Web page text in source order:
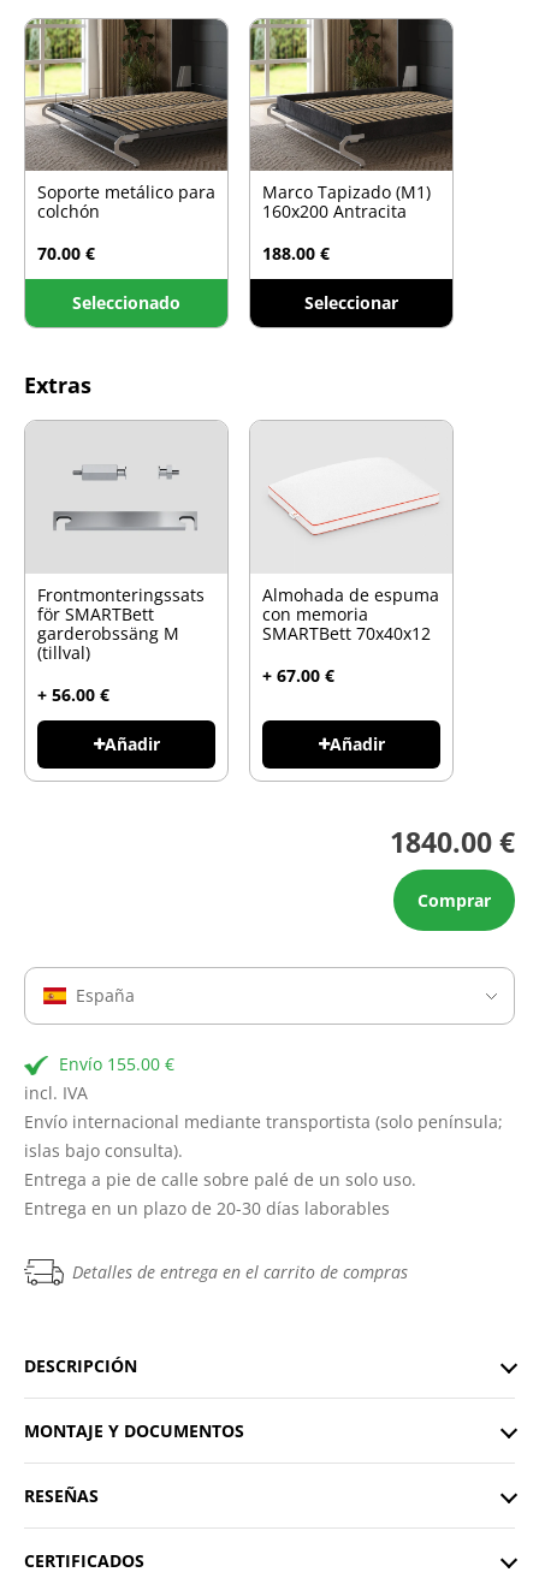
1840.00 €
Comprar
Soporte metálico para
colchón
70.00 €
Seleccionado
Marco Tapizado (M1)
160x200 Antracita
188.00 €
Seleccionar
Extras
Frontmonteringssats
för SMARTBett
garderobssäng M
(tillval)
+ 56.00 €
Añadir
Almohada de espuma
con memoria
SMARTBett 70x40x12
+ 67.00 €
Añadir
España
Envío 155.00 €
incl. IVA
Envío internacional mediante transportista (solo península;
islas bajo consulta).
Entrega a pie de calle sobre palé de un solo uso.
Entrega en un plazo de 20-30 días laborables
Detalles de entrega en el carrito de compras
DESCRIPCIÓN
MONTAJE Y DOCUMENTOS
RESEÑAS
CERTIFICADOS